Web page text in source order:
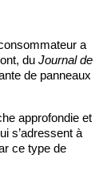
a
du Journal de
de panneaux
approfondie et
s’adressent à
ce type de